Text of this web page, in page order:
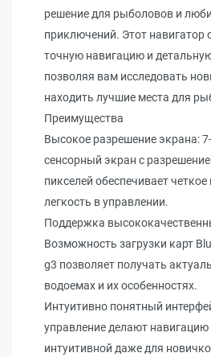
решение для рыболовов и
приключений. Этот навигатор
точную навигацию и
позволяя вам исследовать
находить лучшие места для
Преимущества
Высокое разрешение экрана:
сенсорный экран с
пикселей обеспечивает
легкость в управлении.
Поддержка
Возможность загрузки карт
g3 позволяет получать
водоемах и их особенностях.
Интуитивно понятный
управление делают навигацию
интуитивной даже для